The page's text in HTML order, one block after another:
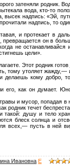
затеняли родник.
вода, кто-то
высек надпись: «Эй,
надпись, то
и протекает в
превращается он в
не останавливайся
цели».
Этот родник готов
тому утоляет жажду,—
делаешь кому добро,
его, как он думает.
и мусор, попадая в
родник течет
такой: душу и тело
блеск солнца и
всех,— пусть в ней
Ивановна E